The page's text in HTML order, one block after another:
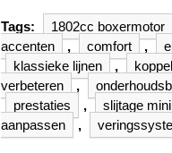
Tags: 1802cc boxermotor
accenten
, comfort ,
klassieke lijnen
, koppel
verbeteren
,
prestaties
, slijtage
aanpassen
,